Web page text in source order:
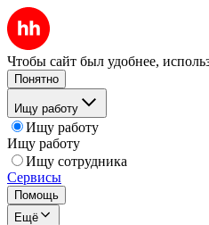
Чтобы сайт был удобнее,
Понятно
Ищу работу
Ищу работу
Ищу работу
Ищу сотрудника
Сервисы
Помощь
Ещё